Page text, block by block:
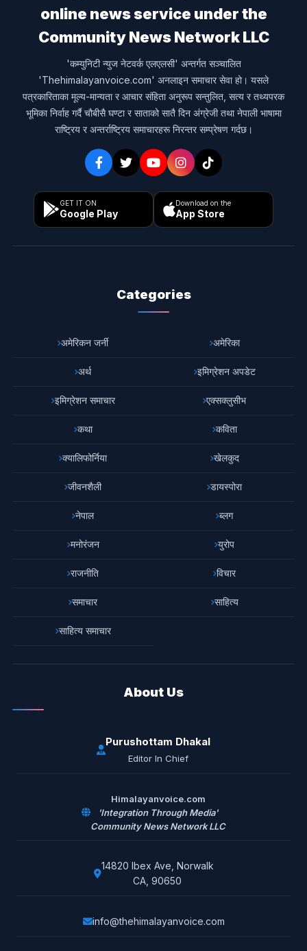
online news service under the
Community News Network LLC
'कम्युनिटी न्युज नेटवर्क एलएलसी' अन्तर्गत सञ्चालित
'Thehimalayanvoice.com' अनलाइन समाचार सेवा हो। यसले
पत्रकारिताका मूल्य-मान्यता र आचार संहिता अनुरूप सन्तुलित, सत्य र तथ्यपरक
भूमिका निर्वाह गर्दै चौबीसै घण्टा र साताको सातै दिन अंग्रेजी तथा नेपाली भाषामा
राष्ट्रिय र अन्तर्राष्ट्रिय समाचारहरू निरन्तर सम्प्रेषण गर्दछ।
GET IT ON
Google Play
Download on the
App Store
Categories
अमेरिकन जर्नी अमेरिका
अर्थ इमिग्रेशन अपडेट
इमिग्रेशन समाचार एक्सक्लुसीभ
कथा कविता
क्यालिफोर्निया खेलकुद
जीवनशैली डायस्पोरा
नेपाल ब्लग
मनोरंजन युरोप
राजनीति विचार
समाचार साहित्य
साहित्य समाचार
About Us
Purushottam Dhakal
Editor In Chief
Himalayanvoice.com
'Integration Through Media'
Community News Network LLC
14820 Ibex Ave, Norwalk
CA, 90650
info@thehimalayanvoice.com